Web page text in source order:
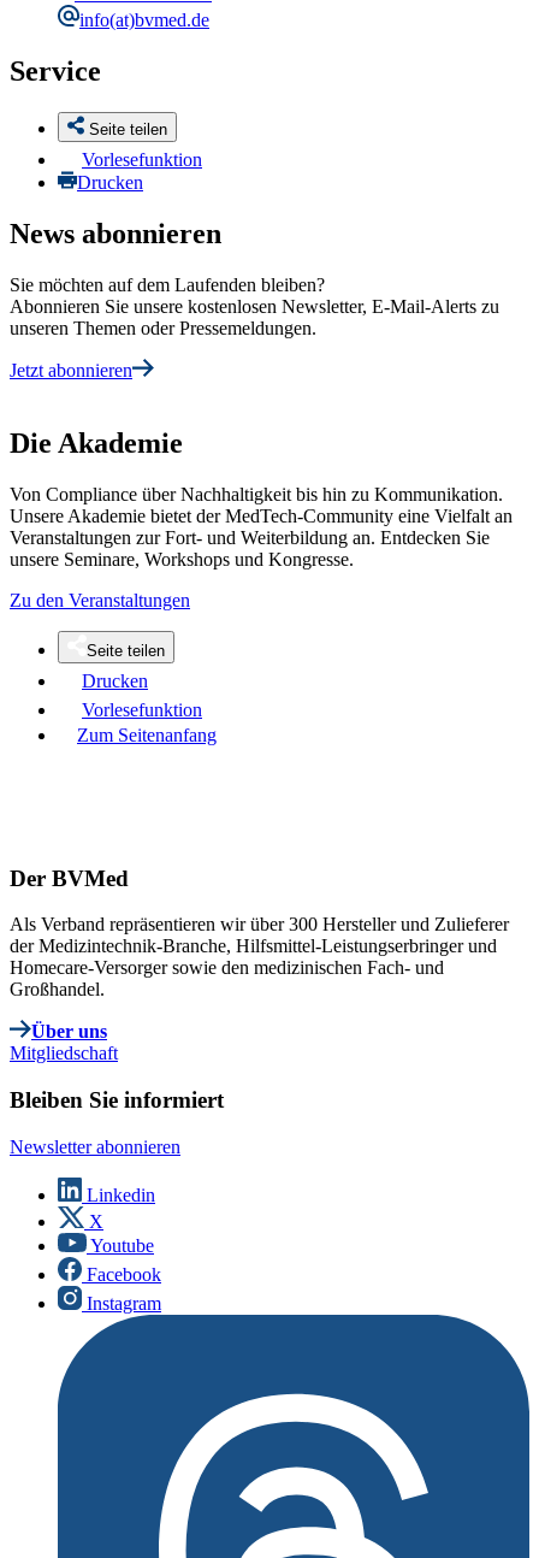
info(at)bvmed.de
Service
Seite teilen
Vorlesefunktion
Drucken
News abonnieren
Sie möchten auf dem Laufenden bleiben?
Abonnieren Sie unsere kostenlosen Newsletter, E-Mail-Alerts zu
unseren Themen oder Pressemeldungen.
Jetzt abonnieren
Die Akademie
Von Compliance über Nachhaltigkeit bis hin zu Kommunikation.
Unsere Akademie bietet der MedTech-Community eine Vielfalt an
Veranstaltungen zur Fort- und Weiterbildung an. Entdecken Sie
unsere Seminare, Workshops und Kongresse.
Zu den Veranstaltungen
Seite teilen
Drucken
Vorlesefunktion
Zum Seitenanfang
Der BVMed
Als Verband repräsentieren wir über 300 Hersteller und Zulieferer
der Medizintechnik-Branche, Hilfsmittel-Leistungserbringer und
Homecare-Versorger sowie den medizinischen Fach- und
Großhandel.
Über uns
Mitgliedschaft
Bleiben Sie informiert
Newsletter abonnieren
Linkedin
X
Youtube
Facebook
Instagram